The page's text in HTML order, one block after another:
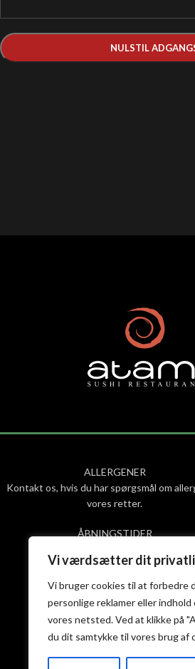
Vi værdsætter dit
Vi bruger cookies til at forbedre
personlige reklamer eller
vores netsted. Ved at klikke på
du dit samtykke til vores brug af
NULSTIL
ALLERGENER
Kontakt os, hvis du har spørgsmål om
vores retter.
ÅBNINGSTIDER
Fredag – lørdag: 12.00 – 22.00
(Køkkenet lukker 30 min. før)
Smiley-rapport
Privatlivs- og
Handelsbetingelser